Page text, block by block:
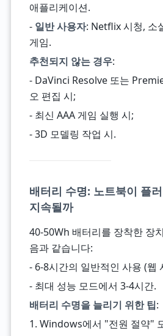
애플리케이션.
- 일반 사용자: Netflix 시청, 소
게임.
추천되지 않는 경우:
- DaVinci Resolve 또는
오 편집 시;
- 최신 AAA 게임 실행 시;
- 3D 모델링 작업 시.
배터리 수명: 노트북이 플
지속될까
40-50Wh 배터리를 장착한 장
음과 같습니다:
- 6-8시간의 일반적인 사용 (웹
- 최대 성능 모드에서 3-4시간.
배터리 수명을 늘리기 위한 팁:
1. Windows에서 "전원 절약"